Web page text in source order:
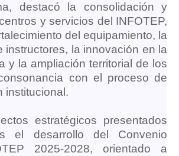
destacó la consolidación y
y servicios del INFOTEP,
del equipamiento, la
instructores, la innovación en la
y la ampliación territorial de los
con el proceso de
institucional.
estratégicos presentados
el desarrollo del Convenio
2025-2028, orientado a